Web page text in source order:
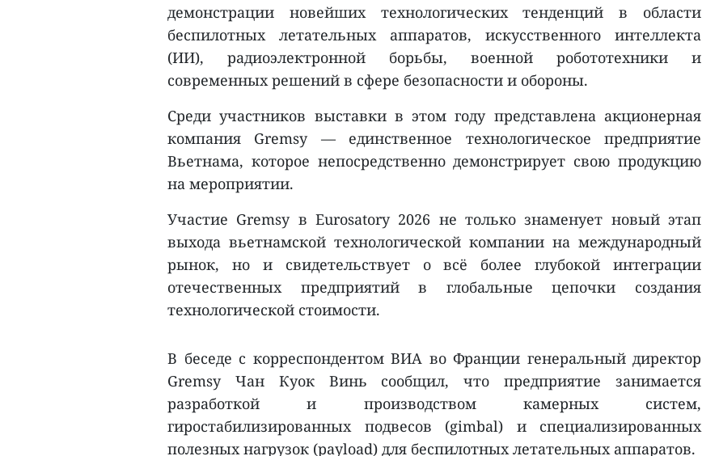
демонстрации новейших технологических тенденций в области
беспилотных летательных аппаратов, искусственного интеллекта
(ИИ), радиоэлектронной борьбы, военной робототехники и
современных решений в сфере безопасности и обороны.
Среди участников выставки в этом году представлена акционерная
компания Gremsy — единственное технологическое предприятие
Вьетнама, которое непосредственно демонстрирует свою продукцию
на мероприятии.
Участие Gremsy в Eurosatory 2026 не только знаменует новый этап
выхода вьетнамской технологической компании на международный
рынок, но и свидетельствует о всё более глубокой интеграции
отечественных предприятий в глобальные цепочки создания
технологической стоимости.
В беседе с корреспондентом ВИА во Франции генеральный директор
Gremsy Чан Куок Винь сообщил, что предприятие занимается
разработкой и производством камерных систем,
гиростабилизированных подвесов (gimbal) и специализированных
полезных нагрузок (payload) для беспилотных летательных аппаратов.